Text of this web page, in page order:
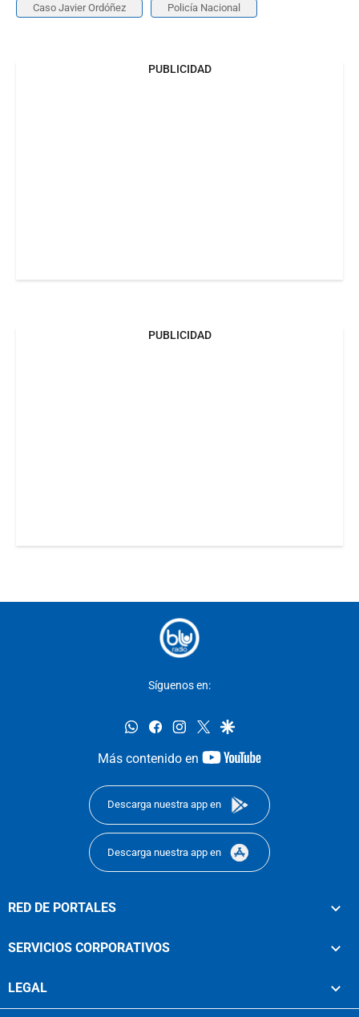
Caso Javier Ordóñez Policía Nacional
PUBLICIDAD
PUBLICIDAD
Síguenos en:
whatsappfacebookinstagram
twittergoogle
Más contenido en
youtube-
Descarga nuestra app en
Descarga nuestra app en
RED DE PORTALES
SERVICIOS CORPORATIVOS
LEGAL